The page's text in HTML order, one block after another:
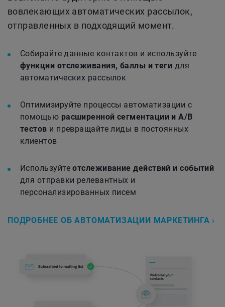
вовлекающих автоматических рассылок,
отправленных в подходящий момент.
Собирайте данные контактов и используйте
функции отслеживания, баллы и теги для
автоматических рассылок
Оптимизируйте процессы автоматизации с
помощью расширенной сегментации и A/B
тестов и превращайте лиды в постоянных
клиентов
Используйтеотслеживание действий и событий
для отправки релевантных и
персонализированных писем
ПОДРОБНЕЕ ОБ АВТОМАТИЗАЦИИ МАРКЕТИНГА ›